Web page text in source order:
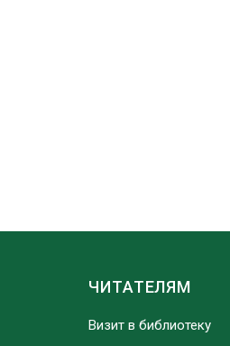
ЧИТАТЕЛЯМ
Визит в библиотеку